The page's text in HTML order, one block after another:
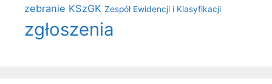
zebranie KSzGK Zespół Ewidencji i Klasyfikacji
zgłoszenia